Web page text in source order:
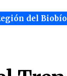
del Biobío